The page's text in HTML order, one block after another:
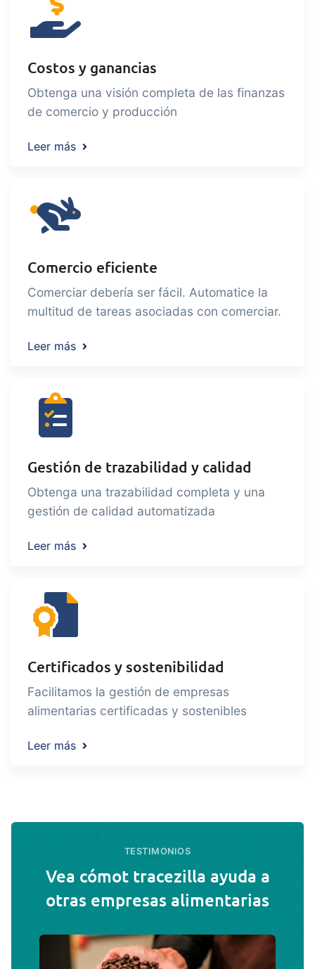
Costos y ganancias
Obtenga una visión completa de las finanzas
de comercio y producción
Leer más
Comercio eficiente
Comerciar debería ser fácil. Automatice la
multitud de tareas asociadas con comerciar.
Leer más
Gestión de trazabilidad y calidad
Obtenga una trazabilidad completa y una
gestión de calidad automatizada
Leer más
Certificados y sostenibilidad
Facilitamos la gestión de empresas
alimentarias certificadas y sostenibles
Leer más
TESTIMONIOS
Vea cómot tracezilla ayuda a
otras empresas alimentarias